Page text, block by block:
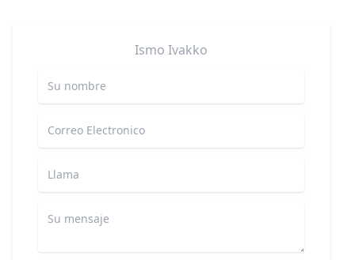
Ismo Ivakko